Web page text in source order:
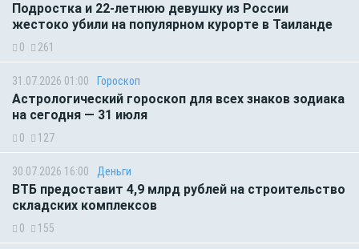
Подростка и 22-летнюю девушку из России
жестоко убили на популярном курорте в Таиланде
0 261
31.07.2026 01:00 Гороскоп
Астрологический гороскоп для всех знаков зодиака
на сегодня — 31 июля
0 127
30.07.2026 16:00 Деньги
ВТБ предоставит 4,9 млрд рублей на строительство
складских комплексов
0 155